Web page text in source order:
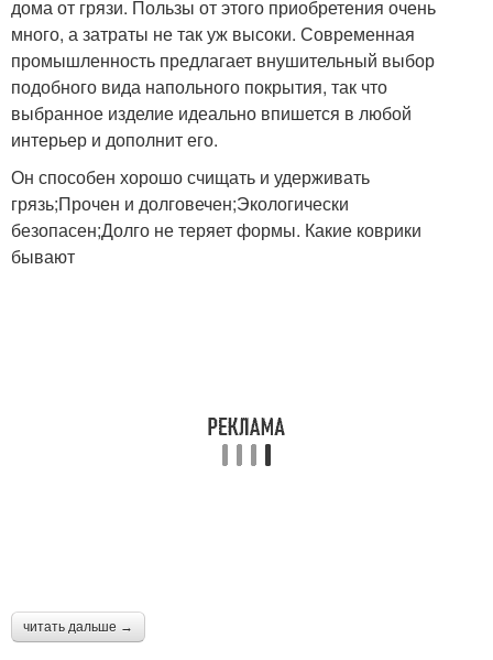
дома от грязи. Пользы от этого приобретения очень
много, а затраты не так уж высоки. Современная
промышленность предлагает внушительный выбор
подобного вида напольного покрытия, так что
выбранное изделие идеально впишется в любой
интерьер и дополнит его.
Он способен хорошо счищать и удерживать
грязь;Прочен и долговечен;Экологически
безопасен;Долго не теряет формы. Какие коврики
бывают
читать дальше →